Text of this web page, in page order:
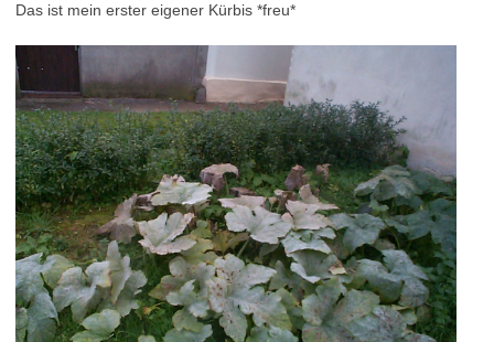
Das ist mein erster eigener Kürbis *freu*